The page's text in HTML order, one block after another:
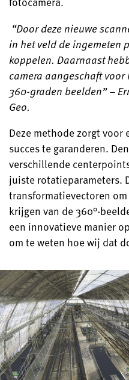
“Door deze nieuwe
in het veld de ingemeten
koppelen. Daarnaast
camera aangeschaft
360-graden beelden” –
Geo.
Deze methode zorgt
succes te garanderen.
verschillende
juiste rotatieparameters.
transformatievectoren
krijgen van de 360°-
een innovatieve manier
om te weten hoe wij dat